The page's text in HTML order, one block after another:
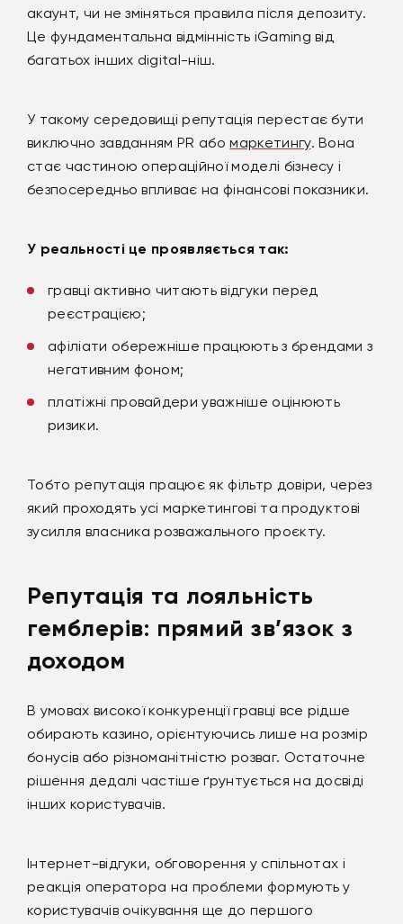
акаунт, чи не зміняться правила після депозиту.
Це фундаментальна відмінність iGaming від
багатьох інших digital-ніш.
У такому середовищі репутація перестає бути
виключно завданням PR абомаркетингу. Вона
стає частиною операційної моделі бізнесу і
безпосередньо впливає на фінансові показники.
У реальності це проявляється так:
гравці активно читають відгуки перед
реєстрацією;
афіліати обережніше працюють з брендами з
негативним фоном;
платіжні провайдери уважніше оцінюють
ризики.
Тобто репутація працює як фільтр довіри, через
який проходять усі маркетингові та продуктові
зусилля власника розважального проєкту.
Репутація та лояльність
гемблерів: прямий зв’язок з
доходом
В умовах високої конкуренції гравці все рідше
обирають казино, орієнтуючись лише на розмір
бонусів або різноманітністю розваг. Остаточне
рішення дедалі частіше ґрунтується на досвіді
інших користувачів.
Інтернет-відгуки, обговорення у спільнотах і
реакція оператора на проблеми формують у
користувачів очікування ще до першого